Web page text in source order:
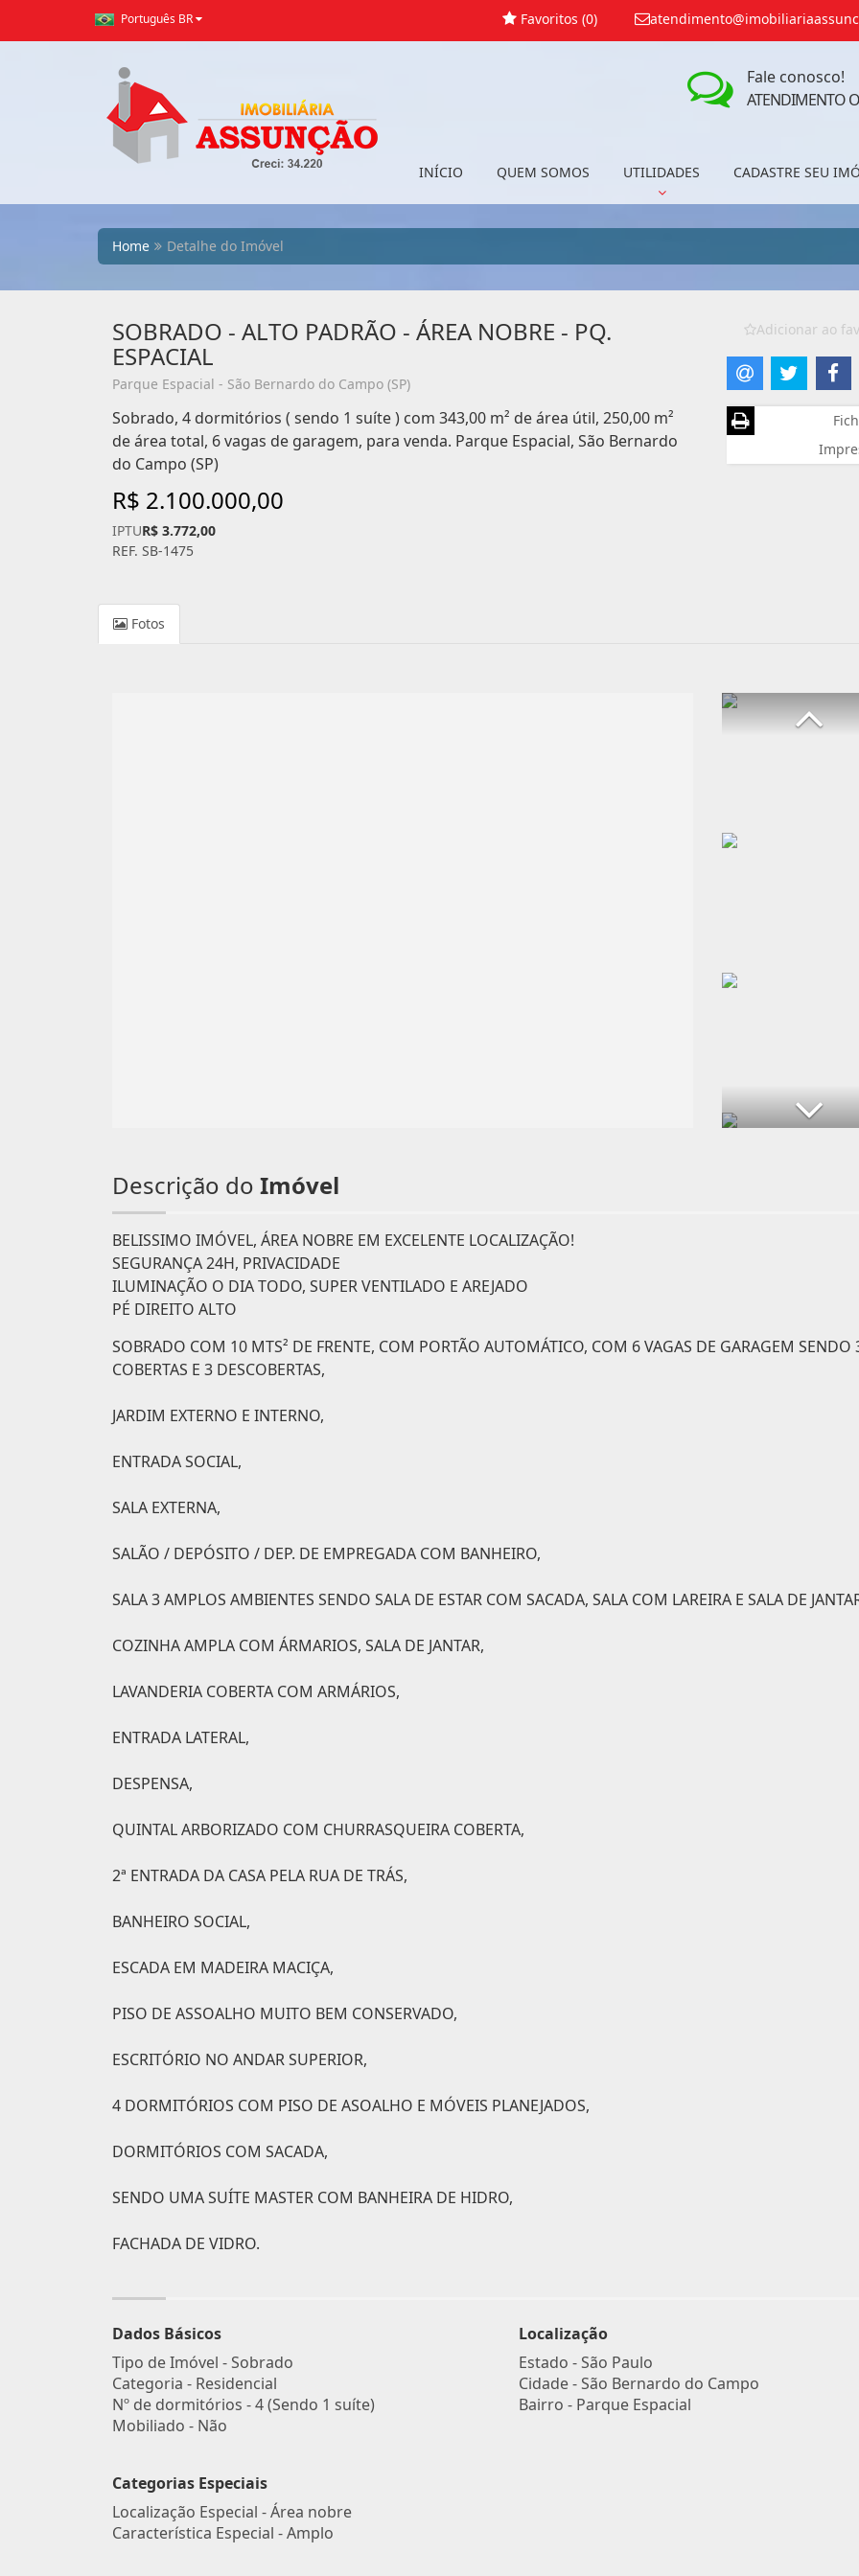
Português BR Favoritos (0)
INÍCIO QUEM SOMOS UTILIDADES CADASTRE SEU
Fale conosco!
ATENDIMENTO
Home Detalhe do Imóvel
SOBRADO - ALTO PADRÃO - ÁREA NOBRE - PQ.
ESPACIAL
Parque Espacial - São Bernardo do Campo (SP)
Sobrado, 4 dormitórios ( sendo 1 suíte ) com 343,00 m² de área útil, 250,00 m²
de área total, 6 vagas de garagem, para venda. Parque Espacial, São Bernardo
do Campo (SP)
R$ 2.100.000,00
IPTUR$ 3.772,00
REF. SB-1475
Adicionar ao
Fotos
Descrição do Imóvel
BELISSIMO IMÓVEL, ÁREA NOBRE EM EXCELENTE LOCALIZAÇÃO!
SEGURANÇA 24H, PRIVACIDADE
ILUMINAÇÃO O DIA TODO, SUPER VENTILADO E AREJADO
PÉ DIREITO ALTO
SOBRADO COM 10 MTS² DE FRENTE, COM PORTÃO AUTOMÁTICO, COM 6 VAGAS DE GARAGEM SENDO
COBERTAS E 3 DESCOBERTAS,
JARDIM EXTERNO E INTERNO,
ENTRADA SOCIAL,
SALA EXTERNA,
SALÃO / DEPÓSITO / DEP. DE EMPREGADA COM BANHEIRO,
SALA 3 AMPLOS AMBIENTES SENDO SALA DE ESTAR COM SACADA, SALA COM LAREIRA E SALA DE
COZINHA AMPLA COM ÁRMARIOS, SALA DE JANTAR,
LAVANDERIA COBERTA COM ARMÁRIOS,
ENTRADA LATERAL,
DESPENSA,
QUINTAL ARBORIZADO COM CHURRASQUEIRA COBERTA,
2ª ENTRADA DA CASA PELA RUA DE TRÁS,
BANHEIRO SOCIAL,
ESCADA EM MADEIRA MACIÇA,
PISO DE ASSOALHO MUITO BEM CONSERVADO,
ESCRITÓRIO NO ANDAR SUPERIOR,
4 DORMITÓRIOS COM PISO DE ASOALHO E MÓVEIS PLANEJADOS,
DORMITÓRIOS COM SACADA,
SENDO UMA SUÍTE MASTER COM BANHEIRA DE HIDRO,
FACHADA DE VIDRO.
Dados Básicos
Tipo de Imóvel - Sobrado
Categoria - Residencial
Nº de dormitórios - 4 (Sendo 1 suíte)
Mobiliado - Não
Categorias Especiais
Localização Especial - Área nobre
Característica Especial - Amplo
Localização
Estado -São Paulo
Cidade -São Bernardo do Campo
Bairro - Parque Espacial